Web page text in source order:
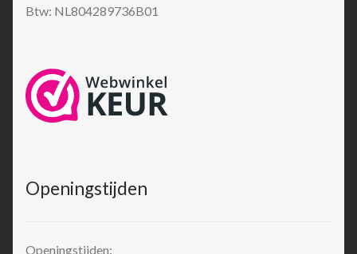
Btw: NL804289736B01
Openingstijden
Openingstijden: